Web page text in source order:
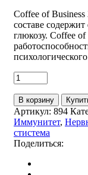
Coffee of
составе
глюкозу. Coffee
В корзину
Артикул: 894
Иммунитет,
стистема
Поделиться: